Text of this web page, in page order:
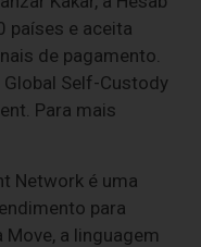
países e aceita
de pagamento.
Self-Custody
Para mais
Network é uma
para
a linguagem